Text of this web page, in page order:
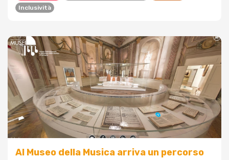
Inclusività
Al Museo della Musica arriva un percorso